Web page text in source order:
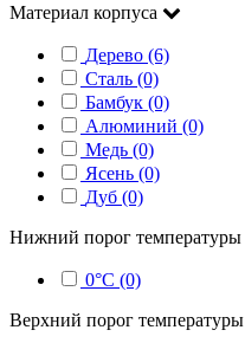
Материал корпуса
Дерево (6)
Сталь (0)
Бамбук (0)
Алюминий (0)
Медь (0)
Ясень (0)
Дуб (0)
Нижний порог температуры
0°С (0)
Верхний порог температуры